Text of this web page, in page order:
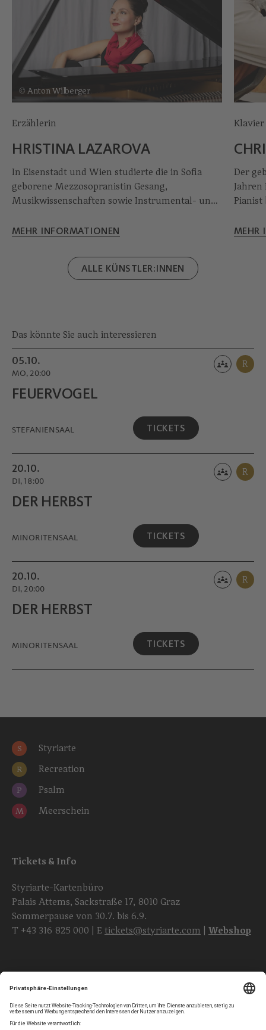
© Anton Wilberger
Erzählerin
HRISTINA LAZAROVA
In Eisenstadt und Wien studierte die in Sofia
geborene Mezzosopranistin Gesang,
Musikwissenschaften sowie Instrumental- und
mit ihrem Verein grossundklein auf und
ganz Kleinen im Publikum.
MEHR INFORMATIONEN
Klavier
Der
Pianist
MEHR
ALLE KÜNSTLER:INNEN
Das könnte Sie auch interessieren
05.10.
MO, 20:00
R
FEUERVOGEL
STEFANIENSAAL TICKETS
20.10.
DI, 18:00
R
DER HERBST
MINORITEN­SAAL TICKETS
20.10.
DI, 20:00
R
DER HERBST
MINORITEN­SAAL TICKETS
S Styriarte
R Recreation
P Psalm
M Meerschein
Tickets & Info
Styriarte-Kartenbüro
Palais Attems, Sackstraße 17, 8010 Graz
Sommerpause von 30.7. bis 6.9.
T +43 316 825 000 | E tickets@styriarte.com Webshop